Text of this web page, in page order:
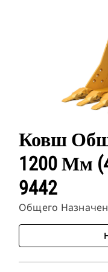
Ковш
1200 Мм
9442
Общего